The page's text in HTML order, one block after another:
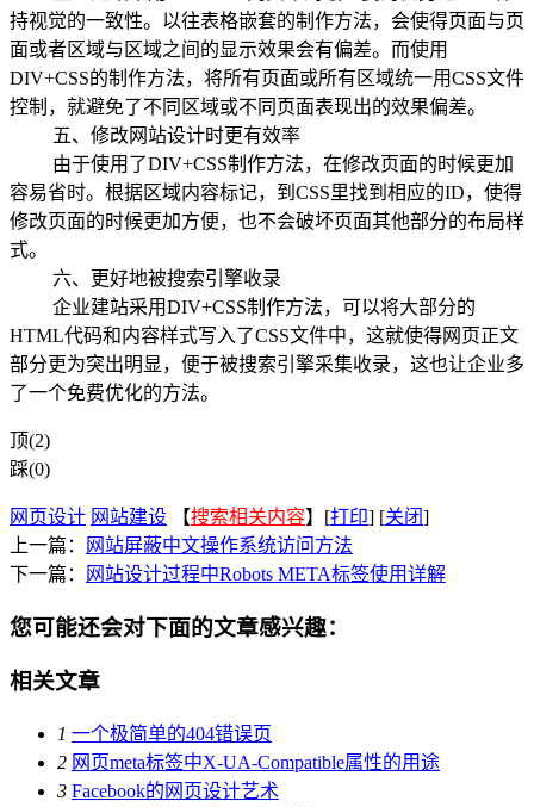
持视觉的一致性。以往表格嵌套的制作方法，会使得页面与页
面或者区域与区域之间的显示效果会有偏差。而使用
DIV+CSS的制作方法，将所有页面或所有区域统一用CSS文件
控制，就避免了不同区域或不同页面表现出的效果偏差。
五、修改网站设计时更有效率
由于使用了DIV+CSS制作方法，在修改页面的时候更加
容易省时。根据区域内容标记，到CSS里找到相应的ID，使得
修改页面的时候更加方便，也不会破坏页面其他部分的布局样
式。
六、更好地被搜索引擎收录
企业建站采用DIV+CSS制作方法，可以将大部分的
HTML代码和内容样式写入了CSS文件中，这就使得网页正文
部分更为突出明显，便于被搜索引擎采集收录，这也让企业多
了一个免费优化的方法。
顶(2)
踩(0)
网页设计 网站建设 【搜索相关内容】[打印] [关闭]
上一篇：
网站屏蔽中文操作系统访问方法
下一篇：
网站设计过程中Robots META标签使用详解
您可能还会对下面的文章感兴趣：
相关文章
1 一个极简单的404错误页
2 网页meta标签中X-UA-Compatible属性的用途
3 Facebook的网页设计艺术